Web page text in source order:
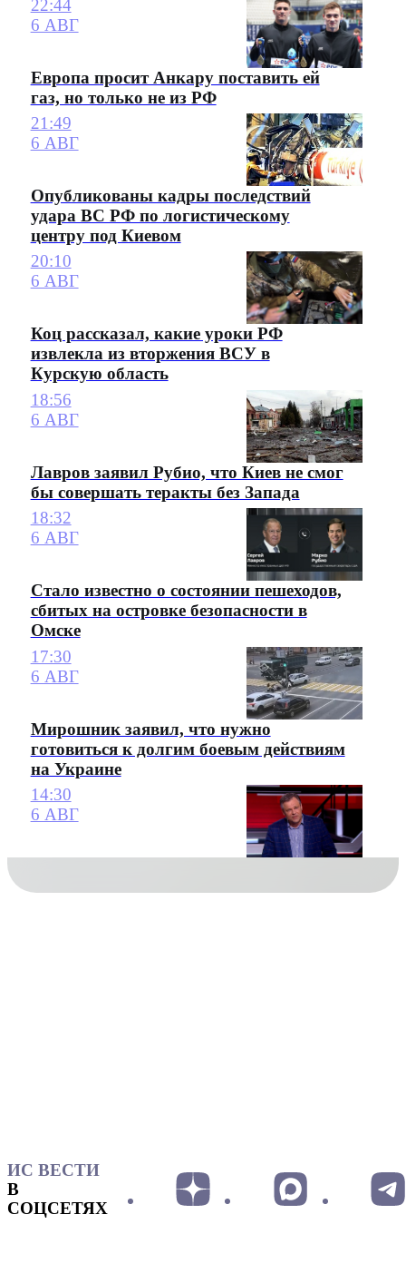
22:44
6 АВГ
Европа просит Анкару поставить ей
газ, но только не из РФ
21:49
6 АВГ
Опубликованы кадры последствий
удара ВС РФ по логистическому
центру под Киевом
20:10
6 АВГ
Коц рассказал, какие уроки РФ
извлекла из вторжения ВСУ в
Курскую область
18:56
6 АВГ
Лавров заявил Рубио, что Киев не смог
бы совершать теракты без Запада
18:32
6 АВГ
Стало известно о состоянии пешеходов,
сбитых на островке безопасности в
Омске
17:30
6 АВГ
Мирошник заявил, что нужно
готовиться к долгим боевым действиям
на Украине
14:30
6 АВГ
ИС ВЕСТИ
В
СОЦСЕТЯХ